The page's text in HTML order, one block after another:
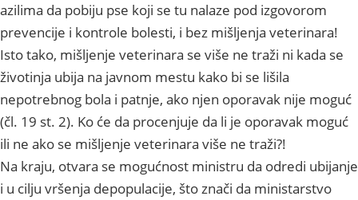
azilima da pobiju pse koji se tu nalaze pod izgovorom
prevencije i kontrole bolesti, i bez mišljenja veterinara!
Isto tako, mišljenje veterinara se više ne traži ni kada se
životinja ubija na javnom mestu kako bi se lišila
nepotrebnog bola i patnje, ako njen oporavak nije moguć
(čl. 19 st. 2). Ko će da procenjuje da li je oporavak moguć
ili ne ako se mišljenje veterinara više ne traži?!
Na kraju, otvara se mogućnost ministru da odredi ubijanje
i u cilju vršenja depopulacije, što znači da ministarstvo